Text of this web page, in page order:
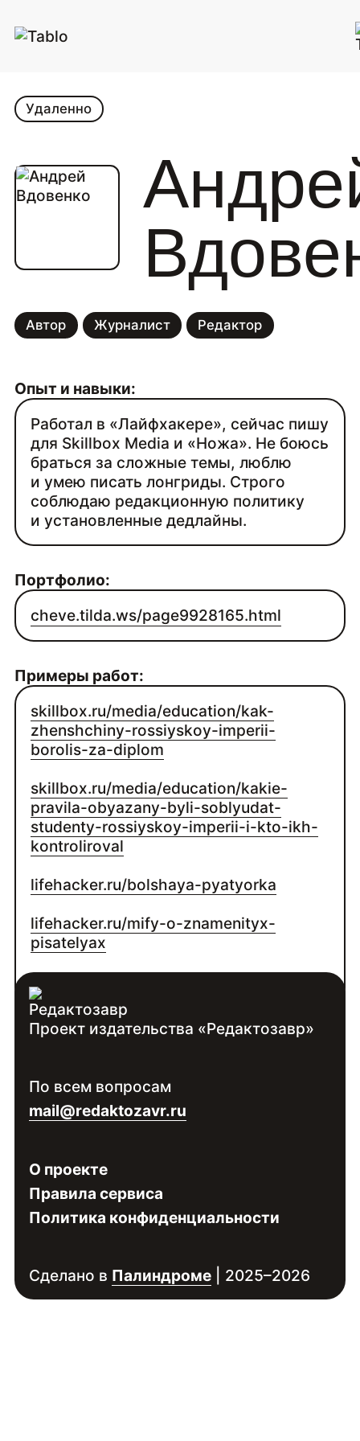
Автор Журналист Редактор
Удаленно
Опыт и навыки:
Работал в «Лайфхакере», сейчас пишу
для Skillbox Media и «Ножа». Не боюсь
браться за сложные темы, люблю
и умею писать лонгриды. Строго
соблюдаю редакционную политику
и установленные дедлайны.
Портфолио:
cheve.tilda.ws/page9928165.html
Примеры работ:
skillbox.ru/media/education/kak-
zhenshchiny-rossiyskoy-imperii-
borolis-za-diplom
skillbox.ru/media/education/kakie-
pravila-obyazany-byli-soblyudat-
studenty-rossiyskoy-imperii-i-kto-ikh-
kontroliroval
lifehacker.ru/bolshaya-pyatyorka
lifehacker.ru/mify-o-znamenityx-
pisatelyax
Контакты:
Войдите
специалиста
Проект издательства «Редактозавр»
По всем вопросам
mail@redaktozavr.ru
О проекте
Правила сервиса
Политика конфиденциальности
Сделано в Палиндроме| 2025–2026